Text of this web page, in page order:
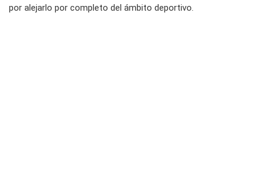
por alejarlo por completo del ámbito deportivo.